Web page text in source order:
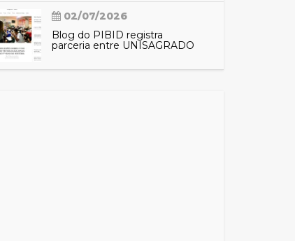
02/07/2026
Blog do PIBID registra
parceria entre UNISAGRADO
aproxima comunidade das